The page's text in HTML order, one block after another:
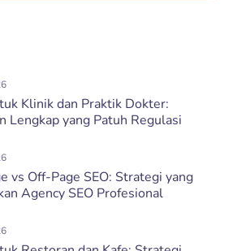
Klinik dan Praktik Dokter:
Lengkap yang Patuh Regulasi
vs Off-Page SEO: Strategi yang
Agency SEO Profesional